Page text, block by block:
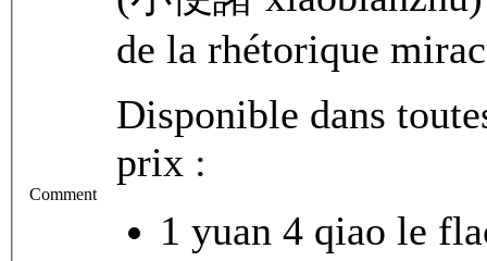
Comment
de la rhétorique
Disponible dans
prix :
1 yuan 4 qiao le